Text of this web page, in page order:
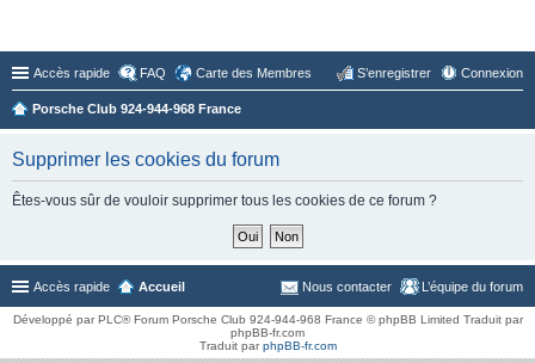
Accès rapide FAQ Carte des Membres Connexion
S’enregistrer
Porsche Club 924-944-968 France
Supprimer les cookies du forum
Êtes-vous sûr de vouloir supprimer tous les cookies de ce forum ?
Accès rapide Accueil L’équipe du forum
Nous contacter
Développé par PLC® Forum Porsche Club 924-944-968 France © phpBB Limited Traduit par
phpBB-fr.com
Traduit parphpBB-fr.com